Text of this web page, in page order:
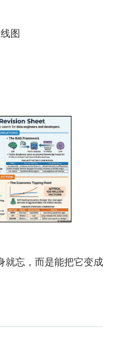
图
就忘，而是能把它变成